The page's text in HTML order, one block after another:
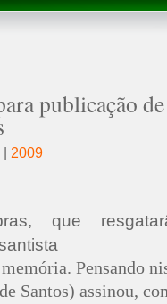
publicação
| 2009
que
Pensando
Santos) assinou,